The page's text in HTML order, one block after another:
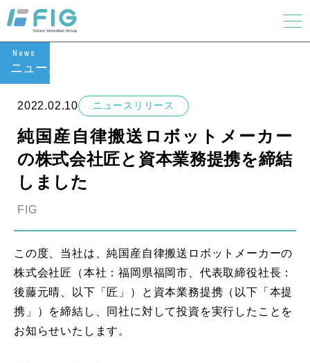
News
ニュース
2022.02.10 ニュースリリース
純国産自律搬送ロボットメーカー
の株式会社匠と資本業務提携を締結
しました
FIG
この度、当社は、純国産自律搬送ロボットメーカーの
株式会社匠（本社：福岡県福岡市、代表取締役社長：
後藤元晴、以下「匠」）と資本業務提携（以下「本提
携」）を締結し、同社に対して投資を実行したことを
お知らせいたします。